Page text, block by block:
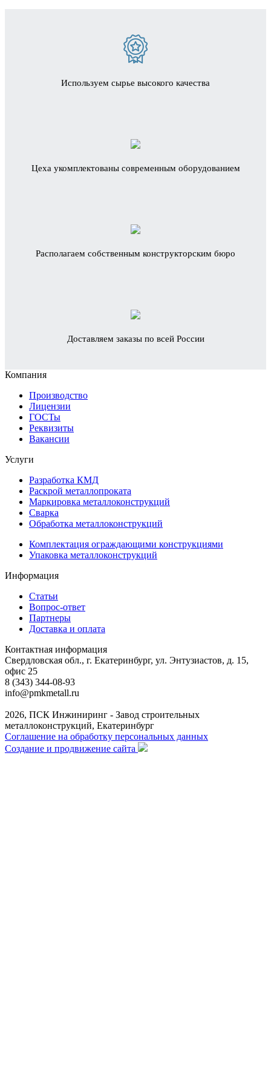
Используем сырье высокого качества
Цеха укомплектованы современным оборудованием
Располагаем собственным конструкторским бюро
Доставляем заказы по всей России
Компания
Производство
Лицензии
ГОСТы
Реквизиты
Вакансии
Услуги
Разработка КМД
Раскрой металлопроката
Маркировка металлоконструкций
Сварка
Обработка металлоконструкций
Комплектация ограждающими конструкциями
Упаковка металлоконструкций
Информация
Статьи
Вопрос-ответ
Партнеры
Доставка и оплата
Контактная информация
Свердловская обл., г. Екатеринбург, ул. Энтузиастов, д. 15,
офис 25
8 (343) 344-08-93
info@pmkmetall.ru
2026, ПСК Инжиниринг - Завод строительных
металлоконструкций, Екатеринбург
Соглашение на обработку персональных данных
Создание и продвижение сайта